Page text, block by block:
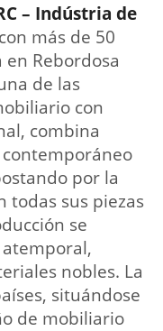
– Indústria de
más de 50
Rebordosa
de las
con
combina
por la
todas sus piezas
se
nobles. La
situándose
de mobiliario